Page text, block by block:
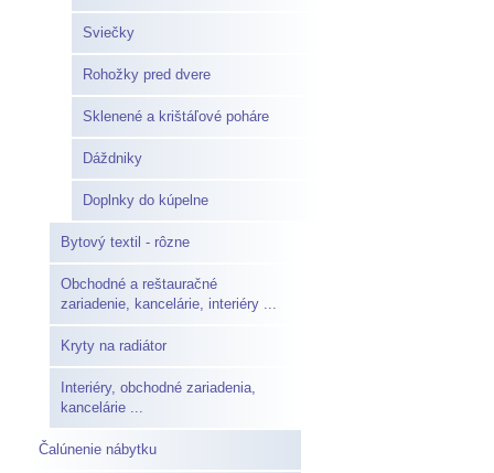
Sviečky
Rohožky pred dvere
Sklenené a krištáľové poháre
Dáždniky
Doplnky do kúpelne
Bytový textil - rôzne
Obchodné a reštauračné
zariadenie, kancelárie, interiéry ...
Kryty na radiátor
Interiéry, obchodné zariadenia,
kancelárie ...
Čalúnenie nábytku